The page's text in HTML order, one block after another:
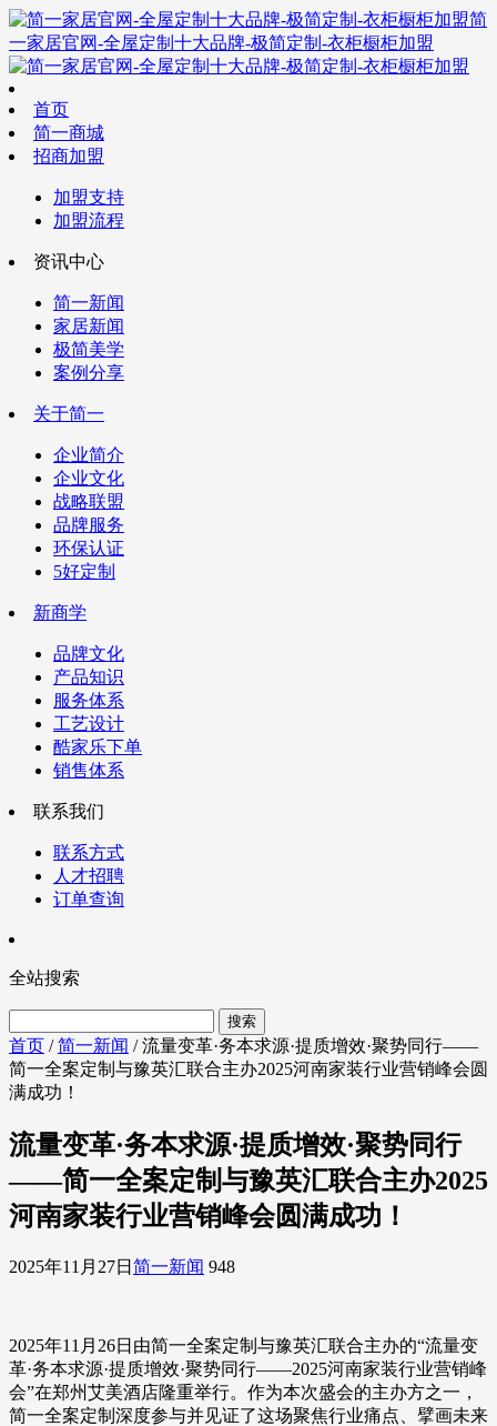
简
一家居官网-全屋定制十大品牌-极简定制-衣柜橱柜加盟
首页
简一商城
招商加盟
加盟支持
加盟流程
资讯中心
简一新闻
家居新闻
极简美学
案例分享
关于简一
企业简介
企业文化
战略联盟
品牌服务
环保认证
5好定制
新商学
品牌文化
产品知识
服务体系
工艺设计
酷家乐下单
销售体系
联系我们
联系方式
人才招聘
订单查询
全站搜索
首页 /简一新闻 / 流量变革·务本求源·提质增效·聚势同行——
简一全案定制与豫英汇联合主办2025河南家装行业营销峰会圆
满成功！
流量变革·务本求源·提质增效·聚势同行
——简一全案定制与豫英汇联合主办2025
河南家装行业营销峰会圆满成功！
2025年11月27日 简一新闻 948
2025年11月26日由简一全案定制与豫英汇联合主办的“流量变
革·务本求源·提质增效·聚势同行——2025河南家装行业营销峰
会”在郑州艾美酒店隆重举行。作为本次盛会的主办方之一，
简一全案定制深度参与并见证了这场聚焦行业痛点、擘画未来